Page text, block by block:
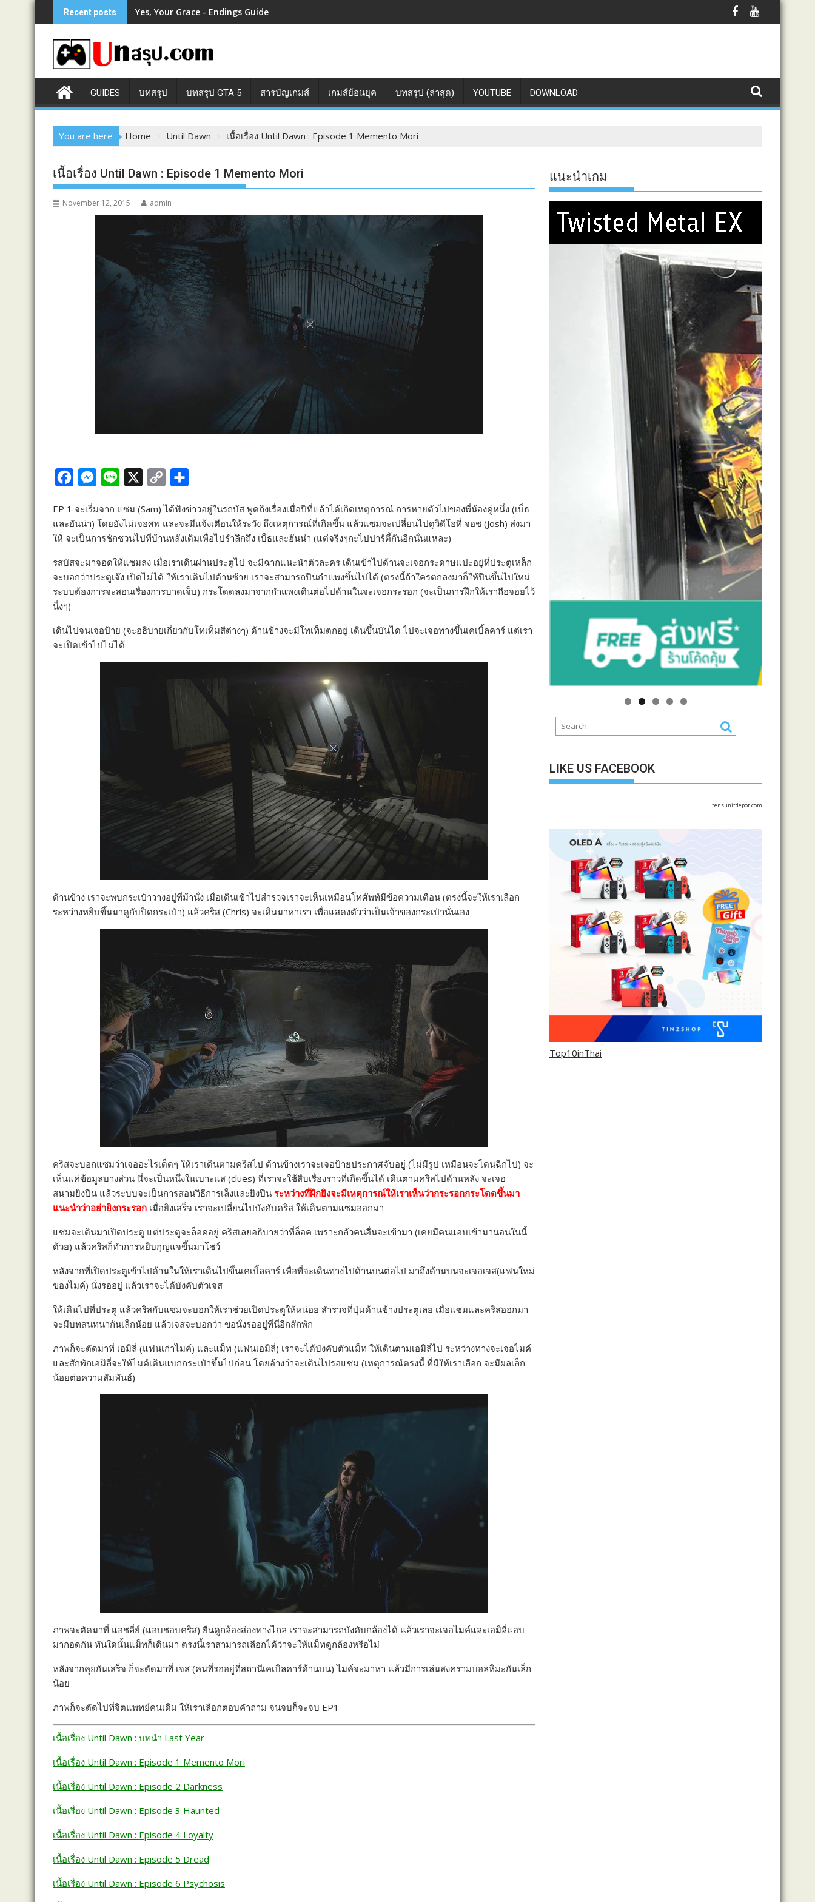
to
Recent posts Yes, Your Grace - Endings Guide
GUIDES บทสรุป บทสรุป GTA 5 สารบัญเกมส์ เกมส์ย้อนยุค บทสรุป (ล่าสุด) YOUTUBE DOWNLOAD
You are here Home Until Dawn เนื้อเรื่อง Until Dawn : Episode 1 Memento Mori
เนื้อเรื่อง Until Dawn : Episode 1 Memento Mori
November 12, 2015 admin
c
o
o
M
s
n
g
n
p
i
n
a
r
EP 1 จะเริ่มจาก แซม (Sam) ได้ฟังข่าวอยู่ในรถบัส พูดถึงเรื่องเมื่อปีที่แล้วได้เกิดเหตุการณ์ การหายตัวไปของพี่น้องคู่หนึ่ง (เบ็ธ
และฮันน่า) โดยยังไม่เจอศพ และจะมีแจ้งเตือนให้ระวัง ถึงเหตุการณ์ที่เกิดขึ้น แล้วแซมจะเปลี่ยนไปดูวิดีโอที่ จอช (Josh) ส่งมา
ให้ จะเป็นการชักชวนไปที่บ้านหลังเดิมเพื่อไปรำลึกถึง เบ็ธและฮันน่า (แต่จริงๆกะไปปาร์ตี้กันอีกนั่นแหละ)
รสบัสจะมาจอดให้แซมลง เมื่อเราเดินผ่านประตูไป จะมีฉากแนะนำตัวละคร เดินเข้าไปด้านจะเจอกระดาษแปะอยู่ที่ประตูเหล็ก
จะบอกว่าประตูเจ๊ง เปิดไม่ได้ ให้เราเดินไปด้านซ้าย เราจะสามารถปีนกำแพงขึ้นไปได้ (ตรงนี้ถ้าใครตกลงมาก็ให้ปีนขึ้นไปใหม่
ระบบต้องการจะสอนเรื่องการบาดเจ็บ) กระโดดลงมาจากกำแพงเดินต่อไปด้านในจะเจอกระรอก (จะเป็นการฝึกให้เราถือจอยไว้
นิ่งๆ)
เดินไปจนเจอป้าย (จะอธิบายเกี่ยวกับโทเท็มสีต่างๆ) ด้านข้างจะมีโทเท็มตกอยู่ เดินขึ้นบันได ไปจะเจอทางขึ้นเคเบิ้ลคาร์ แต่เรา
จะเปิดเข้าไปไม่ได้
ด้านข้าง เราจะพบกระเป๋าวางอยู่ที่ม้านั่ง เมื่อเดินเข้าไปสำรวจเราจะเห็นเหมือนโทศัพท์มีข้อความเตือน (ตรงนี้จะให้เราเลือก
ระหว่างหยิบขึ้นมาดูกับปิดกระเป๋า) แล้วคริส (Chris) จะเดินมาหาเรา เพื่อแสดงตัวว่าเป็นเจ้าของกระเป๋านั่นเอง
คริสจะบอกแซมว่าเจออะไรเด็ดๆ ให้เราเดินตามคริสไป ด้านข้างเราจะเจอป้ายประกาศจับอยู่ (ไม่มีรูป เหมือนจะโดนฉีกไป) จะ
เห็นแค่ข้อมูลบางส่วน นี่จะเป็นหนึ่งในเบาะแส (clues) ที่เราจะใช้สืบเรื่องราวที่เกิดขึ้นได้ เดินตามคริสไปด้านหลัง จะเจอ
สนามยิงปืน แล้วระบบจะเป็นการสอนวิธีการเล็งและยิงปืน ระหว่างที่ฝึกยิงจะมีเหตุการณ์ให้เราเห็นว่ากระรอกกระโดดขึ้นมา
แนะนำว่าอย่ายิงกระรอก เมื่อยิงเสร็จ เราจะเปลี่ยนไปบังคับคริส ให้เดินตามแซมออกมา
แซมจะเดินมาเปิดประตู แต่ประตูจะล็อคอยู่ คริสเลยอธิบายว่าที่ล็อค เพราะกลัวคนอื่นจะเข้ามา (เคยมีคนแอบเข้ามานอนในนี้
ด้วย) แล้วคริสก็ทำการหยิบกุญแจขึ้นมาโชว์
หลังจากที่เปิดประตูเข้าไปด้านในให้เราเดินไปขึ้นเคเบิ้ลคาร์ เพื่อที่จะเดินทางไปด้านบนต่อไป มาถึงด้านบนจะเจอเจส(แฟนใหม่
ของไมค์) นั่งรออยู่ แล้วเราจะได้บังคับตัวเจส
ให้เดินไปที่ประตู แล้วคริสกับแซมจะบอกให้เราช่วยเปิดประตูให้หน่อย สำรวจที่ปุ่มด้านข้างประตูเลย เมื่อแซมและคริสออกมา
จะมีบทสนทนากันเล็กน้อย แล้วเจสจะบอกว่า ขอนั่งรออยู่ที่นี่อีกสักพัก
ภาพก็จะตัดมาที่ เอมิลี่ (แฟนเก่าไมค์) และแม็ท (แฟนเอมิลี่) เราจะได้บังคับตัวแม็ท ให้เดินตามเอมิลี่ไป ระหว่างทางจะเจอไมค์
และสักพักเอมิลี่จะให้ไมค์เดินแบกกระเป๋าขึ้นไปก่อน โดยอ้างว่าจะเดินไปรอแซม (เหตุการณ์ตรงนี้ ที่มีให้เราเลือก จะมีผลเล็ก
น้อยต่อความสัมพันธ์)
ภาพจะตัดมาที่ แอชลี่ย์ (แอบชอบคริส) ยืนดูกล้องส่องทางไกล เราจะสามารถบังคับกล้องได้ แล้วเราจะเจอไมค์และเอมิลี่แอบ
มากอดกัน ทันใดนั้นแม็ทก็เดินมา ตรงนี้เราสามารถเลือกได้ว่าจะให้แม็ทดูกล้องหรือไม่
หลังจากคุยกันเสร็จ ก็จะตัดมาที่ เจส (คนที่รออยู่ที่สถานีเคเบิลคาร์ด้านบน) ไมค์จะมาหา แล้วมีการเล่นสงครามบอลหิมะกันเล็ก
น้อย
ภาพก็จะตัดไปที่จิตแพทย์คนเดิม ให้เราเลือกตอบคำถาม จนจบก็จะจบ EP1
เนื้อเรื่อง Until Dawn : บทนำ Last Year
เนื้อเรื่อง Until Dawn : Episode 1 Memento Mori
เนื้อเรื่อง Until Dawn : Episode 2 Darkness
เนื้อเรื่อง Until Dawn : Episode 3 Haunted
เนื้อเรื่อง Until Dawn : Episode 4 Loyalty
เนื้อเรื่อง Until Dawn : Episode 5 Dread
เนื้อเรื่อง Until Dawn : Episode 6 Psychosis
แนะนำเกม
LIKE US FACEBOOK
tensunitdepot.com
Top10inThai